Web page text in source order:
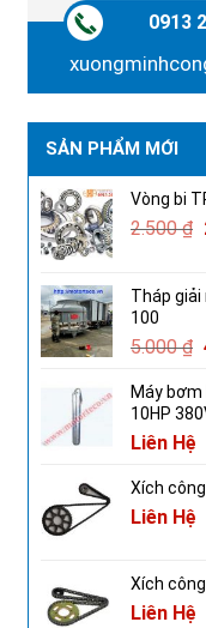
0913
SẢN PHẨM MỚI
Vòng bi
2.500₫
Tháp giải
100
5.000₫
Máy bơm
10HP
Liên Hệ
Xích
Liên Hệ
Xích
Liên Hệ